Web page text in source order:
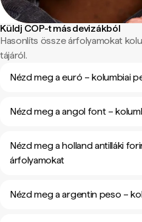
Küldj COP-t más devizákból
Hasonlíts össze árfolyamokat
tájáról.
Nézd meg a euró – kolumbiai
Nézd meg a angol font –
Nézd meg a holland antilláki
árfolyamokat
Nézd meg a argentin peso –